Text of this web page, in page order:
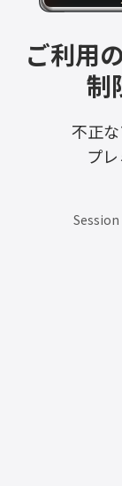
ご利用
制
不正な
プ